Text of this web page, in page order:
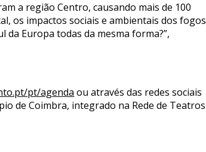
a região Centro, causando mais de 100
os impactos sociais e ambientais dos fogos
da Europa todas da mesma forma?”,
pt/agenda ou através das redes sociais
de Coimbra, integrado na Rede de Teatros